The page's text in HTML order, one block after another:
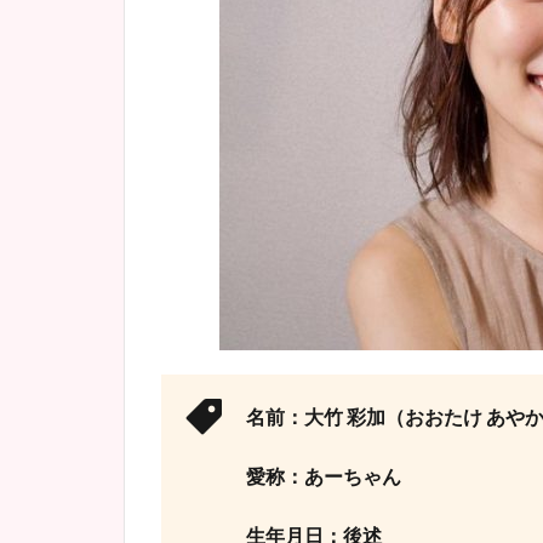
名前：大竹 彩加（おおたけ あや
愛称：あーちゃん
生年月日：後述